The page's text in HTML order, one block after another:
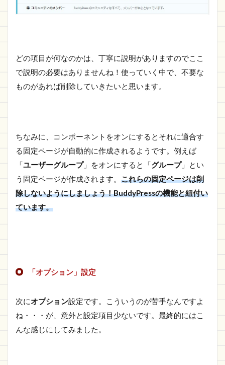
どの項目が何なのかは、丁寧に説明がありますのでここ
で説明の必要はありませんね！使っていく中で、不要な
ものがあれば削除していきたいと思います。
ちなみに、コンポーネントをオンにするとそれに適合す
る固定ページが自動的に作成されるようです。例えば
「ユーザーグループ」をオンにすると「グループ」とい
う固定ページが作成されます。 これらの固定ページは削
除しないようにしましょう！BuddyPressの機能と紐付い
ています。
「オプション」設定
次にオプション設定です。こういうのが苦手なんですよ
ね・・・が、意外と設定項目少ないです。最終的にはこ
んな感じにしてみました。